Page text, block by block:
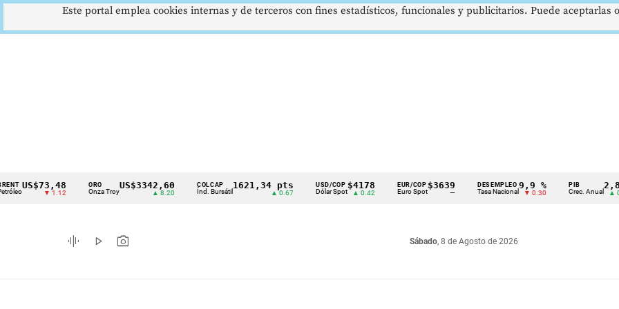
Cintillo
indicadores
económicos
▼ 1.12
ORO
Onza Troy
US$3342,60
▲ 8.20
COLCAP
Índ. Bursátil
1621,34 pts USD/COP
Dólar Spot
$4178
▲ 0.42
EUR/COP
Euro Spot
$3639
—
DESEMPLEO
Tasa Nacional
9,9 %
▼ 0.30
PIB
Crec. Anual
2,8 %
▲ 0.10
graphic_eq play_arrow photo_camera Sábado, 8 de Agosto de 2026
Este portal emplea cookies internas y de terceros con fines estadísticos, funcionales y publicitarios. Puede aceptarlas